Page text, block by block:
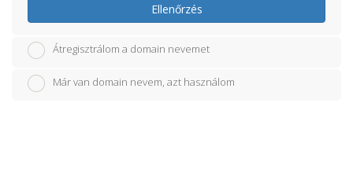
Ellenőrzés
Átregisztrálom a domain nevemet
Már van domain nevem, azt használom